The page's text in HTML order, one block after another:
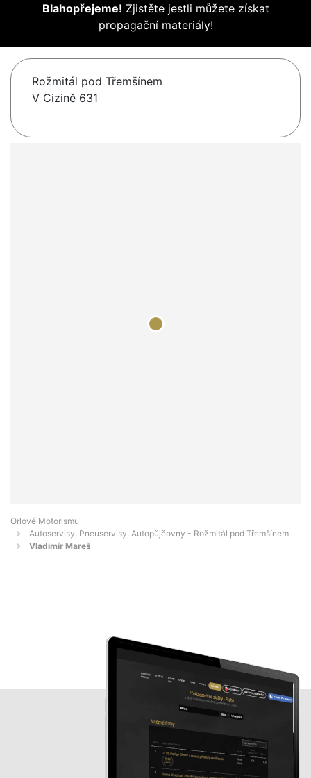
Blahopřejeme! Zjistěte jestli můžete získat
propagační materiály!
Rožmitál pod Třemšínem
V Cizině 631
Orlové Motorismu
Autoservisy, Pneuservisy, Autopůjčovny - Rožmitál pod Třemšínem
Vladimír Mareš